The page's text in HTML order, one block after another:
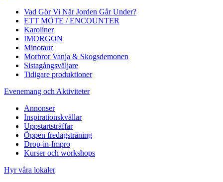
Vad Gör Vi När Jorden Går Under?
ETT MÖTE / ENCOUNTER
Karoliner
IMORGON
Minotaur
Morbror Vanja & Skogsdemonen
Sistagångsväljare
Tidigare produktioner
Evenemang och Aktiviteter
Annonser
Inspirationskvällar
Uppstartsträffar
Öppen fredagsträning
Drop-in-Impro
Kurser och workshops
Hyr våra lokaler